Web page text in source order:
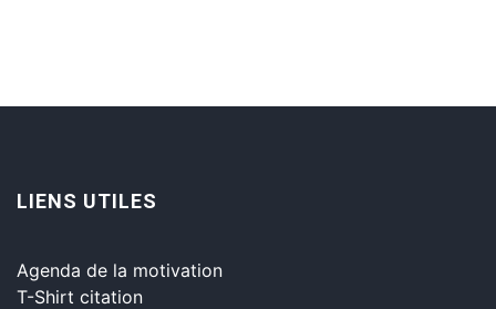
LIENS UTILES
Agenda de la motivation
T-Shirt citation